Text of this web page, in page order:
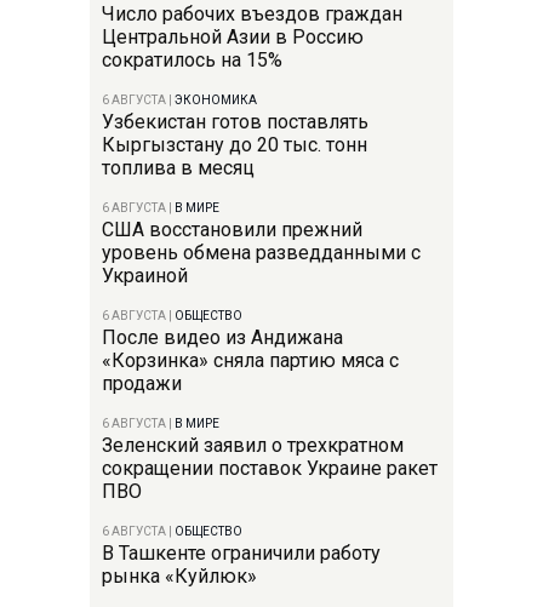
Число рабочих въездов граждан
Центральной Азии в Россию
сократилось на 15%
6 АВГУСТА ЭКОНОМИКА
Узбекистан готов поставлять
Кыргызстану до 20 тыс. тонн
топлива в месяц
6 АВГУСТА В МИРЕ
США восстановили прежний
уровень обмена разведданными с
Украиной
6 АВГУСТА ОБЩЕСТВО
После видео из Андижана
«Корзинка» сняла партию мяса с
продажи
6 АВГУСТА В МИРЕ
Зеленский заявил о трехкратном
сокращении поставок Украине ракет
ПВО
6 АВГУСТА ОБЩЕСТВО
В Ташкенте ограничили работу
рынка «Куйлюк»